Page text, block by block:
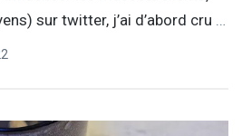
sur twitter, j’ai d’abord cru